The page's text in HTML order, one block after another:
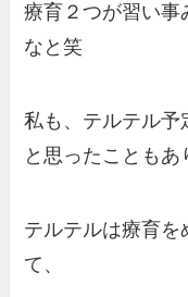
療育２つが習い事
なと笑
私も、テルテル予
と思ったこともあ
テルテルは療育を
て、